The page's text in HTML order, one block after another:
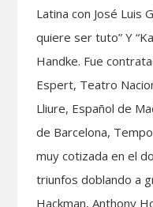
Latina con José Luis
quiere ser tuto” Y
Handke. Fue
Espert, Teatro
Lliure, Español de
de Barcelona,
muy cotizada en el
triunfos doblando a
Hackman, Anthony